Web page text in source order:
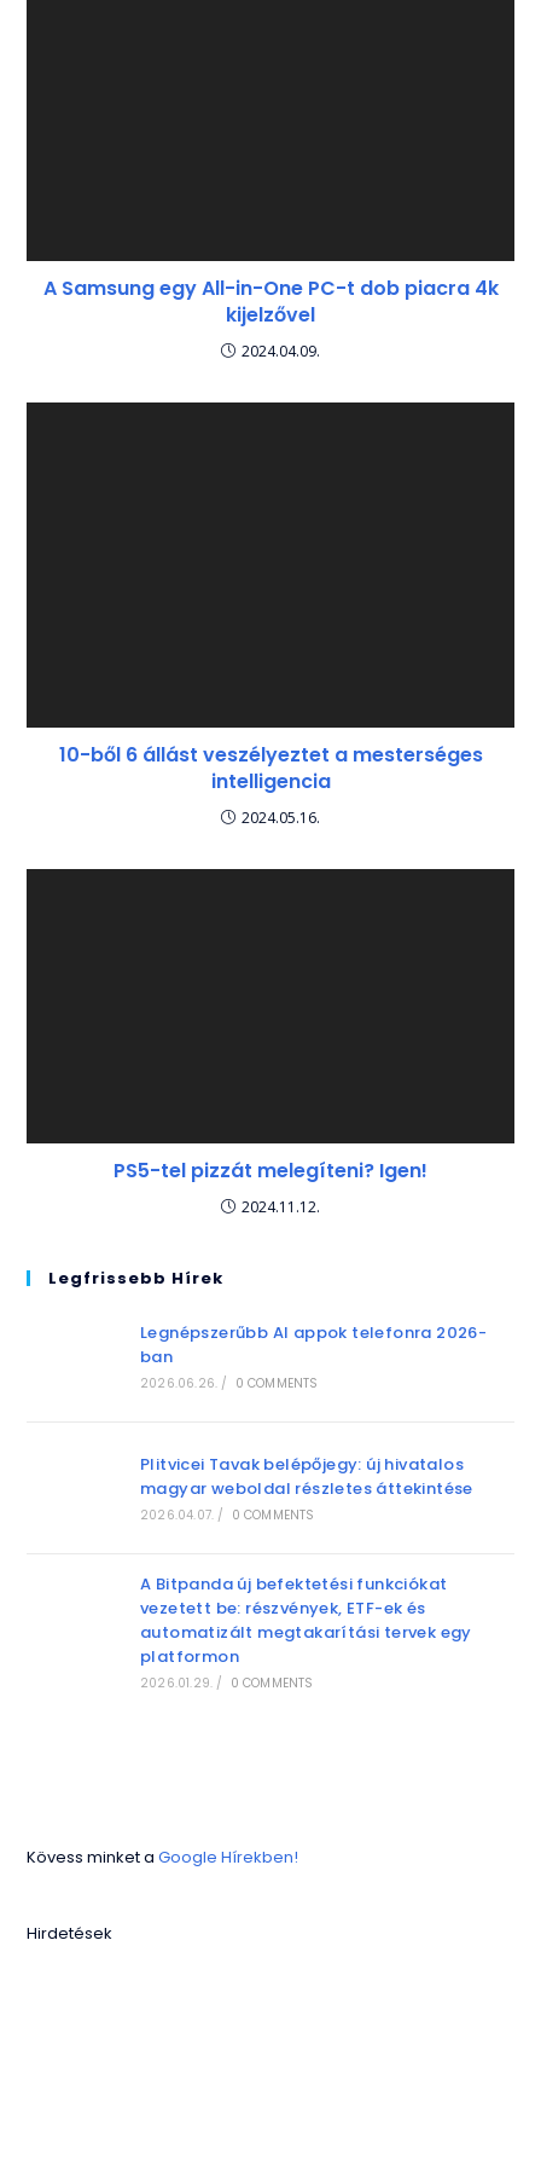
A Samsung egy All-in-One PC-t dob piacra 4k
kijelzővel
2024.04.09.
10-ből 6 állást veszélyeztet a mesterséges
intelligencia
2024.05.16.
PS5-tel pizzát melegíteni? Igen!
2024.11.12.
Legfrissebb Hírek
Legnépszerűbb AI appok telefonra 2026-
ban
2026.06.26. / 0 COMMENTS
Plitvicei Tavak belépőjegy: új hivatalos
magyar weboldal részletes áttekintése
2026.04.07. / 0 COMMENTS
A Bitpanda új befektetési funkciókat
vezetett be: részvények, ETF-ek és
automatizált megtakarítási tervek egy
platformon
2026.01.29. / 0 COMMENTS
Kövess minket aGoogle Hírekben!
Hirdetések